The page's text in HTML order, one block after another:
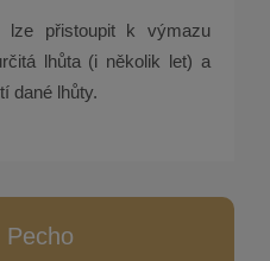
lze přistoupit k výmazu
lhůta (i několik let) a
dané lhůty.
Pecho